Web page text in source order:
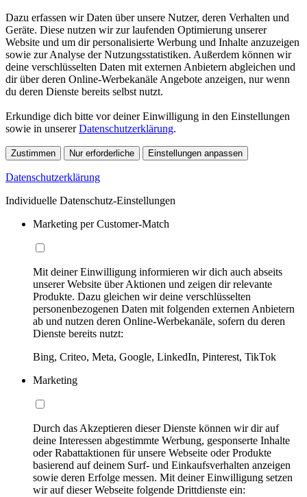
Dazu erfassen wir Daten über unsere Nutzer, deren Verhalten und
Geräte. Diese nutzen wir zur laufenden Optimierung unserer
Website und um dir personalisierte Werbung und Inhalte anzuzeigen
sowie zur Analyse der Nutzungsstatistiken. Außerdem können wir
deine verschlüsselten Daten mit externen Anbietern abgleichen und
dir über deren Online-Werbekanäle Angebote anzeigen, nur wenn
du deren Dienste bereits selbst nutzt.
Erkundige dich bitte vor deiner Einwilligung in den Einstellungen
sowie in unsererDatenschutzerklärung.
Zustimmen Nur erforderliche Einstellungen anpassen
Datenschutzerklärung
Individuelle Datenschutz-Einstellungen
Marketing per Customer-Match
Mit deiner Einwilligung informieren wir dich auch abseits
unserer Website über Aktionen und zeigen dir relevante
Produkte. Dazu gleichen wir deine verschlüsselten
personenbezogenen Daten mit folgenden externen Anbietern
ab und nutzen deren Online-Werbekanäle, sofern du deren
Dienste bereits nutzt:
Bing, Criteo, Meta, Google, LinkedIn, Pinterest, TikTok
Marketing
Durch das Akzeptieren dieser Dienste können wir dir auf
deine Interessen abgestimmte Werbung, gesponserte Inhalte
oder Rabattaktionen für unsere Webseite oder Produkte
basierend auf deinem Surf- und Einkaufsverhalten anzeigen
sowie deren Erfolge messen. Mit deiner Einwilligung setzen
wir auf dieser Webseite folgende Drittdienste ein: